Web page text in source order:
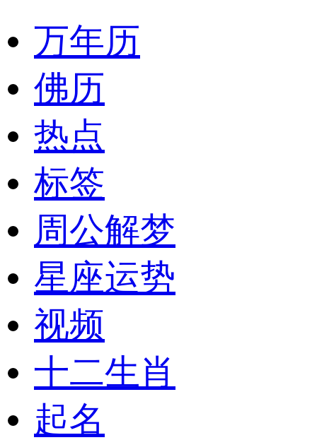
万年历
佛历
热点
标签
周公解梦
星座运势
视频
十二生肖
起名